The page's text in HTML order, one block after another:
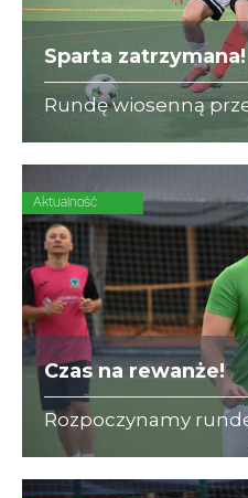
Sparta zatrzymana!
Rundę wiosenną
początku rewanżów
DENT-CAR (12:2)!
Aktualność
Czas na rewanże!
Rozpoczynamy
bezcenne
powalczą dwaj
KPFiG.